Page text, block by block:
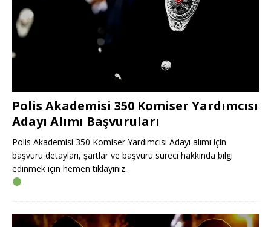
Polis Akademisi 350 Komiser Yardımcısı
Adayı Alımı Başvuruları
Polis Akademisi 350 Komiser Yardımcısı Adayı alımı için
başvuru detayları, şartlar ve başvuru süreci hakkında bilgi
edinmek için hemen tıklayınız.